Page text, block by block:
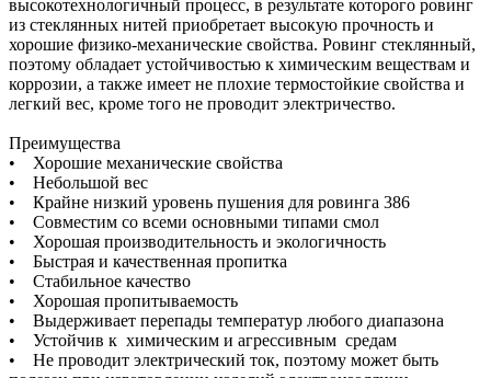
высокотехнологичный процесс, в результате которого ровинг
из стеклянных нитей приобретает высокую прочность и
хорошие физико-механические свойства. Ровинг стеклянный,
поэтому обладает устойчивостью к химическим веществам и
коррозии, а также имеет не плохие термостойкие свойства и
легкий вес, кроме того не проводит электричество.
Преимущества
• Хорошие механические свойства
• Небольшой вес
• Крайне низкий уровень пушения для ровинга 386
• Совместим со всеми основными типами смол
• Хорошая производительность и экологичность
• Быстрая и качественная пропитка
• Стабильное качество
• Хорошая пропитываемость
• Выдерживает перепады температур любого диапазона
• Устойчив к химическим и агрессивным средам
• Не проводит электрический ток, поэтому может быть